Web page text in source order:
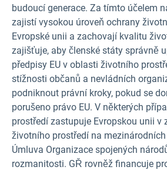
budoucí generace. Za tímto účelem
zajistí vysokou úroveň ochrany
Evropské unii a zachovají kvalitu
zajišťuje, aby členské státy správně
předpisy EU v oblasti životního
stížnosti občanů a nevládních
podniknout právní kroky, pokud se
porušeno právo EU. V některých
prostředí zastupuje Evropskou unii v
životního prostředí na
Úmluva Organizace spojených
rozmanitosti. GŘ rovněž financuje